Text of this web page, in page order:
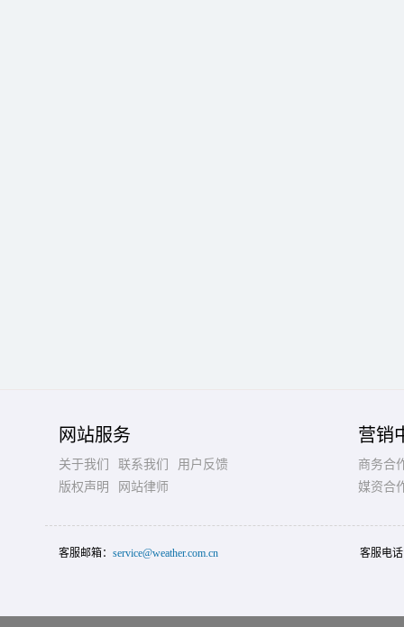
网站服务
关于我们 联系我们
用户反馈
版权声明
网站律师
营销
商务合
媒资合
客服邮箱： service@weather.com.cn 客服电